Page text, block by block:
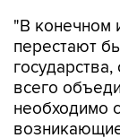
"В конечном
перестают
всего
необходимо